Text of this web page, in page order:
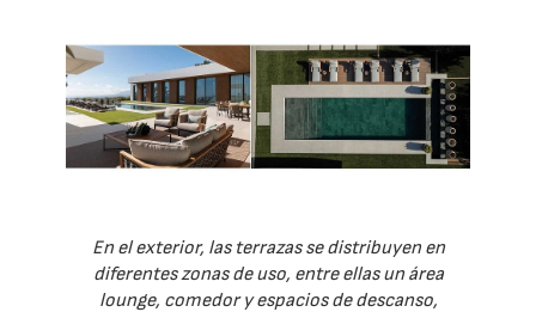
En el exterior, las terrazas se distribuyen en
diferentes zonas de uso, entre ellas un área
lounge, comedor y espacios de descanso,